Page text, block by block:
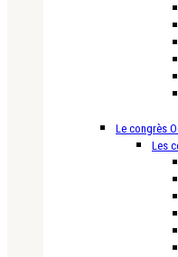
Le congrès
Les